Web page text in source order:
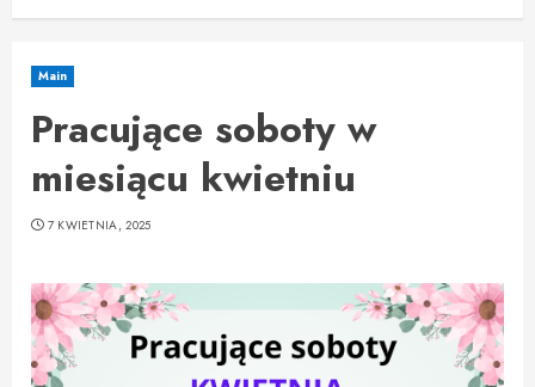
Main
Pracujące soboty w
miesiącu kwietniu
7 KWIETNIA, 2025